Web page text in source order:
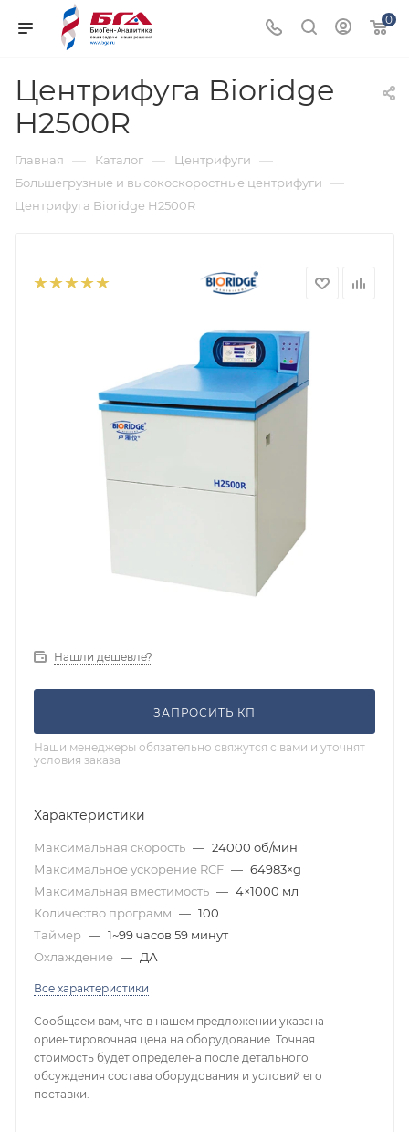
0
Центрифуга Bioridge
H2500R
Главная — Каталог — Центрифуги —
Большегрузные и высокоскоростные центрифуги —
Центрифуга Bioridge H2500R
Нашли дешевле?
ЗАПРОСИТЬ КП
Наши менеджеры обязательно свяжутся с вами и уточнят
условия заказа
Характеристики
Максимальная скорость — 24000 об/мин
Максимальное ускорение RCF — 64983×g
Максимальная вместимость — 4×1000 мл
Количество программ — 100
Таймер — 1~99 часов 59 минут
Охлаждение — ДА
Все характеристики
Сообщаем вам, что в нашем предложении указана
ориентировочная цена на оборудование. Точная
стоимость будет определена после детального
обсуждения состава оборудования и условий его
поставки.